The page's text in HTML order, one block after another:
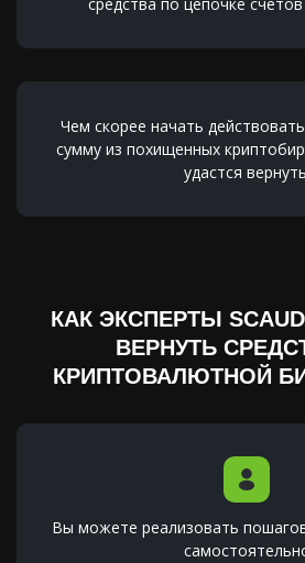
Чем скорее начать
сумму из похищенных
удастся
КАК ЭКСПЕРТЫ
ВЕРНУТЬ
КРИПТОВАЛЮТНОЙ
Вы можете реализовать